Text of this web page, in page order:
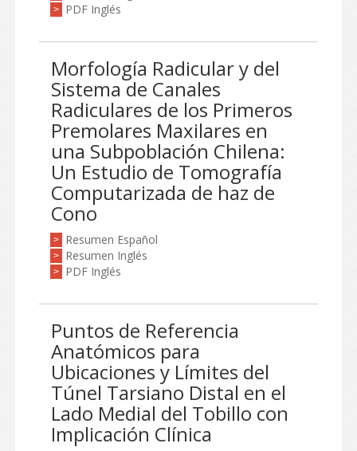
> PDF Inglés
Morfología Radicular y del
Sistema de Canales
Radiculares de los Primeros
Premolares Maxilares en
una Subpoblación Chilena:
Un Estudio de Tomografía
Computarizada de haz de
Cono
> Resumen Español
> Resumen Inglés
> PDF Inglés
Puntos de Referencia
Anatómicos para
Ubicaciones y Límites del
Túnel Tarsiano Distal en el
Lado Medial del Tobillo con
Implicación Clínica